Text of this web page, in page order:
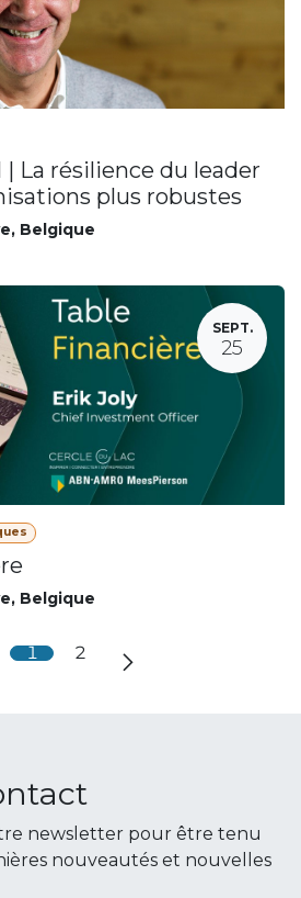
La résilience du leader
plus robustes
, Belgique
SEPT.
25
, Belgique
1 2
newsletter pour être tenu
nouveautés et nouvelles